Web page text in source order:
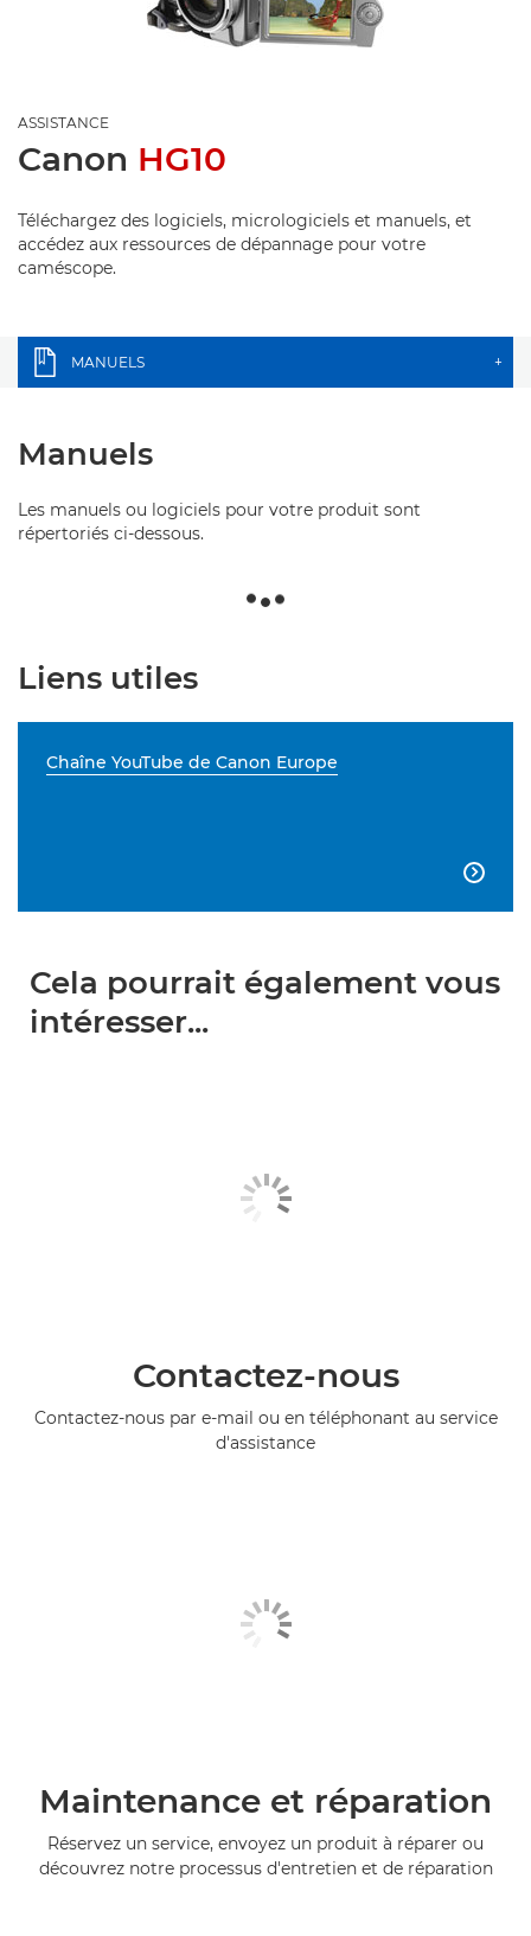
ASSISTANCE
Canon HG10
Téléchargez des logiciels, micrologiciels et manuels, et
accédez aux ressources de dépannage pour votre
caméscope.
MANUELS +
Manuels
Les manuels ou logiciels pour votre produit sont
répertoriés ci-dessous.
Liens utiles
Chaîne YouTube de Canon Europe

Cela pourrait également vous
intéresser...
Contactez-nous
Contactez-nous par e-mail ou en téléphonant au service
d'assistance
Maintenance et réparation
Réservez un service, envoyez un produit à réparer ou
découvrez notre processus d'entretien et de réparation